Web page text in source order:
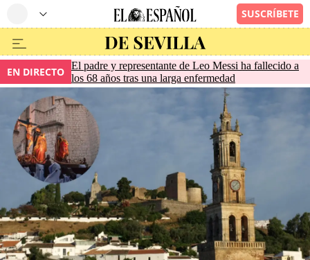
EN DIRECTO El padre y representante de Leo Messi ha fallecido a
los 68 años tras una larga enfermedad